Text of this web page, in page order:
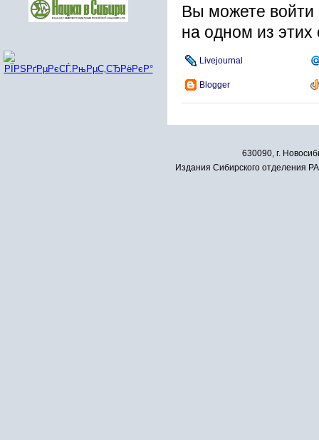
Вы можете войти
на одном из этих
Livejournal
Blogger
630090, г.
Издания Сибирского отделения